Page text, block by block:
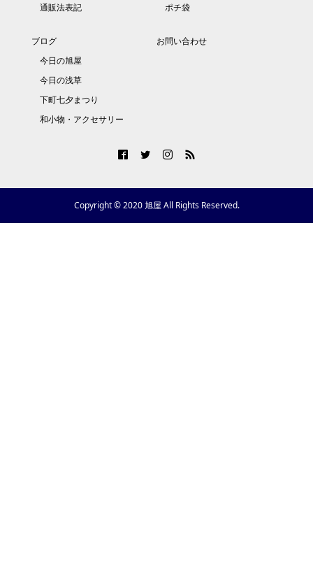
通販法表記
ポチ袋
ブログ
今日の旭屋
今日の浅草
下町七夕まつり
和小物・アクセサリー
お問い合わせ
Copyright © 2020 旭屋 All Rights Reserved.